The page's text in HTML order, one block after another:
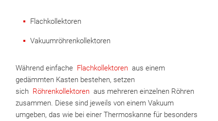
Flachkollektoren
Vakuumröhrenkollektoren
Während einfache Flachkollektoren aus einem
gedämmten Kasten bestehen, setzen
sich Röhrenkollektoren aus mehreren einzelnen Röhren
zusammen. Diese sind jeweils von einem Vakuum
umgeben, das wie bei einer Thermoskanne für besonders